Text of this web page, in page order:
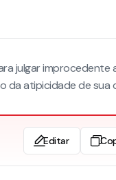
julgar improcedente
da atipicidade de sua
Editar